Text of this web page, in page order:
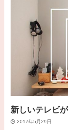
新しいテレビ
2017年5月29日